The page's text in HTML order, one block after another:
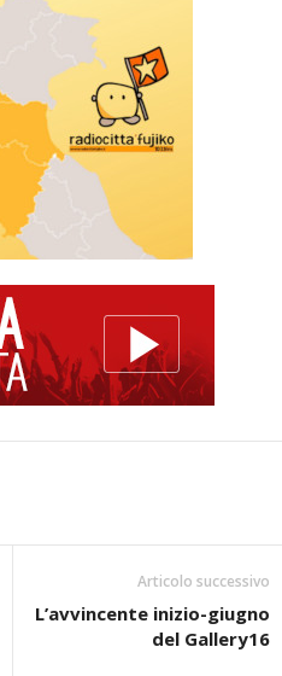
Articolo successivo
L’avvincente inizio-giugno
del Gallery16